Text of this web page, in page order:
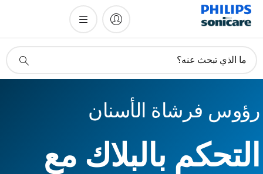
دعم
ما الذي تبحث عنه؟
فرشاة الأسنان
بالبلاك مع